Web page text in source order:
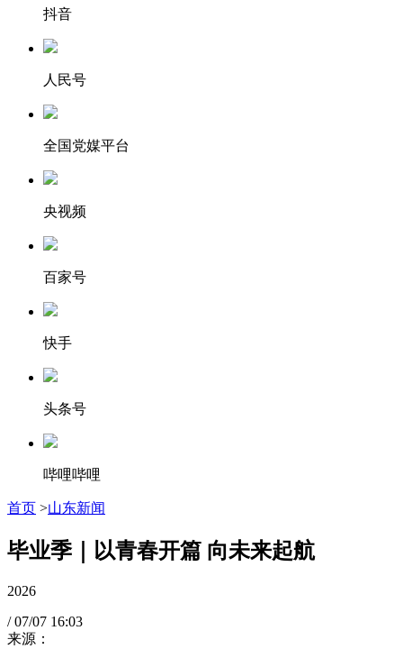
抖音
人民号
全国党媒平台
央视频
百家号
快手
头条号
哔哩哔哩
首页 >山东新闻
毕业季｜以青春开篇 向未来起航
2026
/ 07/07 16:03
来源：